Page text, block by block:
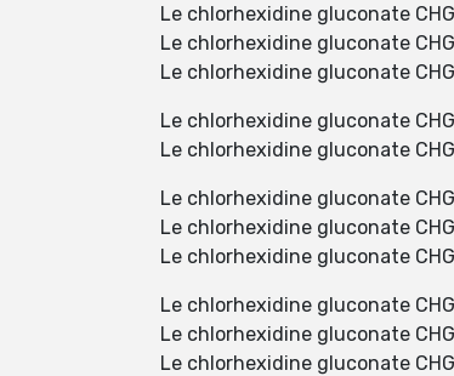
Le chlorhexidine gluconate
Le chlorhexidine gluconate
Le chlorhexidine gluconate
Le chlorhexidine gluconate
Le chlorhexidine gluconate
Le chlorhexidine gluconate
Le chlorhexidine gluconate
Le chlorhexidine gluconate
Le chlorhexidine gluconate
Le chlorhexidine gluconate
Le chlorhexidine gluconate